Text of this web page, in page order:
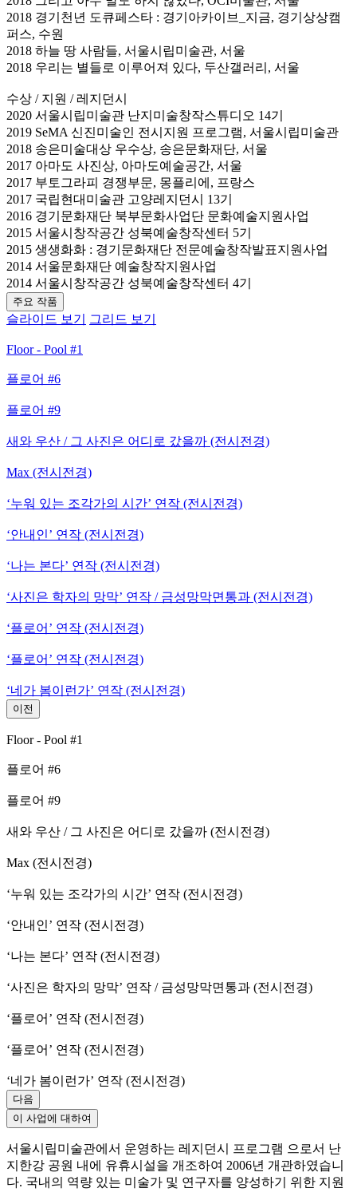
2018 경기천년 도큐페스타 : 경기아카이브_지금, 경기상상캠
퍼스, 수원
2018 하늘 땅 사람들, 서울시립미술관, 서울
2018 우리는 별들로 이루어져 있다, 두산갤러리, 서울
수상 / 지원 / 레지던시
2020 서울시립미술관 난지미술창작스튜디오 14기
2019 SeMA 신진미술인 전시지원 프로그램, 서울시립미술관
2018 송은미술대상 우수상, 송은문화재단, 서울
2017 아마도 사진상, 아마도예술공간, 서울
2017 부토그라피 경쟁부문, 몽플리에, 프랑스
2017 국립현대미술관 고양레지던시 13기
2016 경기문화재단 북부문화사업단 문화예술지원사업
2015 서울시창작공간 성북예술창작센터 5기
2015 생생화화 : 경기문화재단 전문예술창작발표지원사업
2014 서울문화재단 예술창작지원사업
2014 서울시창작공간 성북예술창작센터 4기
주요 작품
슬라이드 보기 그리드 보기
Floor - Pool #1
플로어 #6
플로어 #9
새와 우산 / 그 사진은 어디로 갔을까 (전시전경)
Max (전시전경)
‘누워 있는 조각가의 시간’ 연작 (전시전경)
‘안내인’ 연작 (전시전경)
‘나는 본다’ 연작 (전시전경)
‘사진은 학자의 망막’ 연작 / 금성망막면통과 (전시전경)
‘플로어’ 연작 (전시전경)
‘플로어’ 연작 (전시전경)
‘네가 봄이런가’ 연작 (전시전경)
이전
Floor - Pool #1
플로어 #6
플로어 #9
새와 우산 / 그 사진은 어디로 갔을까 (전시전경)
Max (전시전경)
‘누워 있는 조각가의 시간’ 연작 (전시전경)
‘안내인’ 연작 (전시전경)
‘나는 본다’ 연작 (전시전경)
‘사진은 학자의 망막’ 연작 / 금성망막면통과 (전시전경)
‘플로어’ 연작 (전시전경)
‘플로어’ 연작 (전시전경)
‘네가 봄이런가’ 연작 (전시전경)
다음
이 사업에 대하여
서울시립미술관에서 운영하는 레지던시 프로그램 으로서 난
지한강 공원 내에 유휴시설을 개조하여 2006년 개관하였습니
다. 국내의 역량 있는 미술가 및 연구자를 양성하기 위한 지원